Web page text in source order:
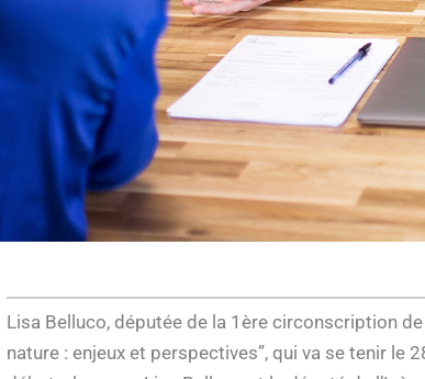
Lisa Belluco, députée de la 1ère circonscription
nature : enjeux et perspectives”, qui va se tenir le